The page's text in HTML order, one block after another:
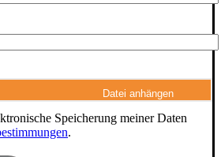
Datei anhängen
Speicherung meiner Daten
.